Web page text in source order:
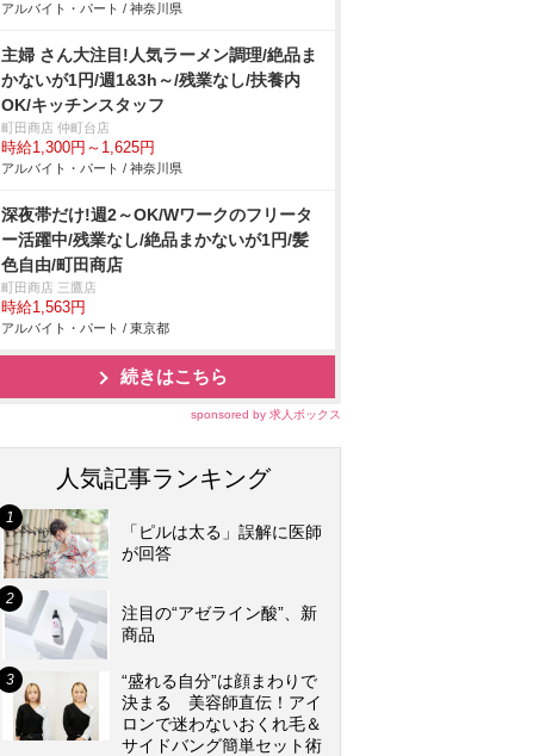
アルバイト・パート / 神奈川県
主婦 さん大注目!人気ラーメン調理/絶品ま
かないが1円/週1&3h～/残業なし/扶養内
OK/キッチンスタッフ
町田商店 仲町台店
時給1,300円～1,625円
アルバイト・パート / 神奈川県
深夜帯だけ!週2～OK/Wワークのフリータ
ー活躍中/残業なし/絶品まかないが1円/髪
色自由/町田商店
町田商店 三鷹店
時給1,563円
アルバイト・パート / 東京都
続きはこちら
sponsored by 求人ボックス
人気記事ランキング
「ピルは太る」誤解に医師
が回答
注目の“アゼライン酸”、新
商品
“盛れる自分”は顔まわりで
決まる 美容師直伝！アイ
ロンで迷わないおくれ毛＆
サイドバング簡単セット術